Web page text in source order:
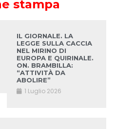
stampa
IL GIORNALE. LA
LEGGE SULLA CACCIA
NEL MIRINO DI
EUROPA E QUIRINALE.
ON. BRAMBILLA:
“ATTIVITÀ DA
ABOLIRE”
1 Luglio 2026